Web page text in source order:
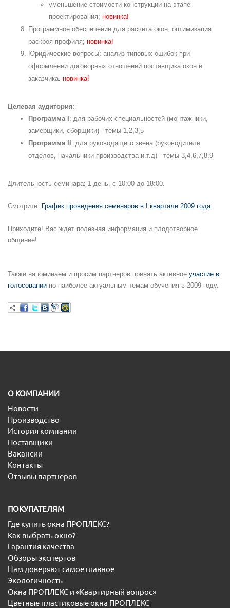
уменьшение стоимости конструкции на этапе
проектирования; новинка!
Программное обеспечение для расчета окон, оптимизация
раскроя профиля; новинка!
Юридические вопросы: анализ типовых ошибок при
оформлении договорных отношений поставщика окон и
заказчика. новинка!
Целевая аудитория:
Программа I : для рабочих специальностей (монтажники,
замерщики, сборщики) - темы 1,2,3,5
Программа II : для руководящего звена (руководители
отделов, начальники производства и.т.д) - темы 3,4,6,7,8,9
Длительность семинара: 1 день, с 10:00 до 18:00.
Смотрите: График проведения семинаров в I квартале 2009 года.
Приходите! Вас ждет полезная информация и плодотворное
общение!
Также напоминаем и просим партнеров принять активное участие в
голосовании по наиболее актуальным темам обучения в 2009 году.
O КОМПАНИИ
Новости
Производство
История компании
Поставщики
Вакансии
Контакты
Отзывы партнеров
ПОКУПАТЕЛЯМ
Где купить окна ПРОПЛЕКС?
Как выбрать окно?
Гарантия качества
Обзоры экспертов
Нам доверяют самое главное
Экологичность
Окна ПРОПЛЕКС и «Квартирный вопрос»
Цветные пластиковые окна ПРОПЛЕКС